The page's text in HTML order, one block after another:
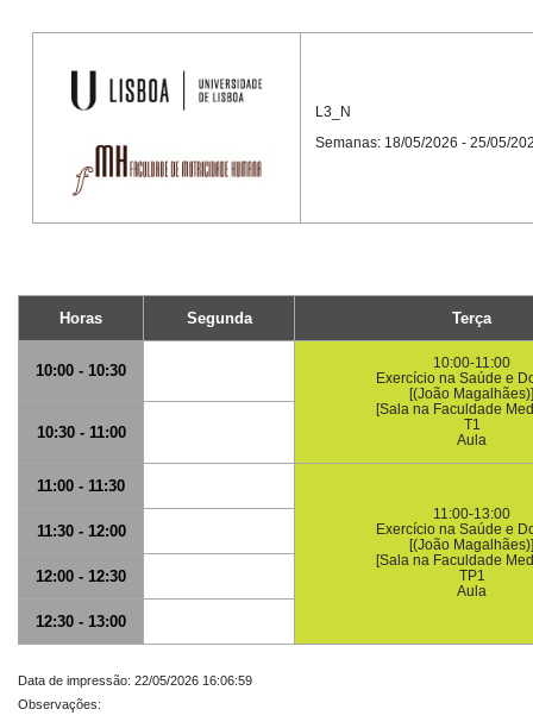
L3_N
Semanas: 18/05/2026 - 25/05/
Horas Segunda Terça
10:00 - 10:30
10:00-11:00
Exercício na Saúde e
[(João Magalhães)]
[Sala na Faculdade
T1
Aula
10:30 - 11:00
11:00 - 11:30
11:00-13:00
Exercício na Saúde e
[(João Magalhães)]
[Sala na Faculdade
TP1
Aula
11:30 - 12:00
12:00 - 12:30
12:30 - 13:00
Data de impressão: 22/05/2026 16:06:59
Observações: